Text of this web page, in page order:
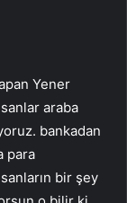
Yener
araba
bankadan
para
bir şey